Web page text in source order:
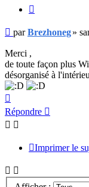
Message
parBrezhoneg»
Merci ,
de toute façon plus
désorganisé à
Répondre
Imprimer le